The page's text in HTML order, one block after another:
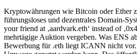
Kryptowährungen wie Bitcoin oder Ether
führungsloses und dezentrales Domain-
your friend at ‚aardvark.eth‘ instead of
mehrtägige Auktion vergeben. Was ENS
Bewerbung für .eth liegt ICANN nicht vor.